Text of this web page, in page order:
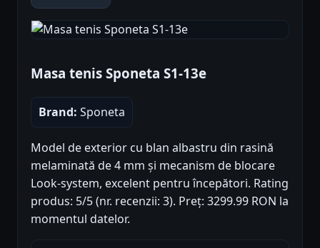
Masa tenis Sponeta S1-13e
Brand: Sponeta
Model de exterior cu blan albastru din rasină
melaminată de 4 mm și mecanism de blocare
Look-system, excelent pentru începători. Rating
produs: 5/5 (nr. recenzii: 3). Preț: 3299.99 RON la
momentul datelor.